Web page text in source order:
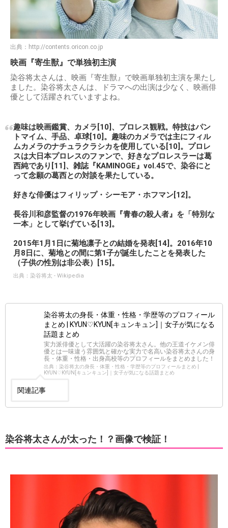
出典： http://contents.oricon.co.jp
映画『寄生獣』で単独初主演
染谷将太さんは、映画『寄生獣』で映画単独初主演を果たし
ました。染谷将太さんは、ドラマへの出演は少なく、映画俳
優として活躍されていますよね。
趣味は映画鑑賞、カメラ[10]、プロレス観戦。特技はパン
トマイム、手品、卓球[10]。趣味のカメラでは主にフィル
ムカメラのナチュラクラシカを使用している[10]。プロレ
スは大日本プロレスのファンで、好きなプロレスラーは葛
西純であり[11]、雑誌『KAMINOGE』vol.45で、染谷にと
って念願の葛西との対談を果たしている。
好きな俳優はフィリップ・シーモア・ホフマン[12]。
長谷川和彦監督の1976年映画『青春の殺人者』を「特別な
一本」として挙げている[13]。
2015年1月1日に菊地凛子との結婚を発表[14]。2016年10
月8日に、菊地との間に第1子が誕生したことを発表した
（子供の性別は非公表）[15]。
出典： 染谷将太 - Wikipedia
染谷将太の身長・体重・性格・学歴等のプロフィール
まとめ | KYUN♡KYUN[キュンキュン]｜女子が気になる
話題まとめ
実力派俳優として大活躍の染谷将太さん。他の王道イケメン俳
優とは一味違う雰囲気と確かな実力で名高い染谷将太さんの身
長・体重・性格・出身高校等のプロフィールをまとめました！
出典：染谷将太の身長・体重・性格・学歴等のプロフィールまとめ |
KYUN♡KYUN[キュンキュン]｜女子が気になる話題まとめ
関連記事
染谷将太さんが太った！？画像で検証！